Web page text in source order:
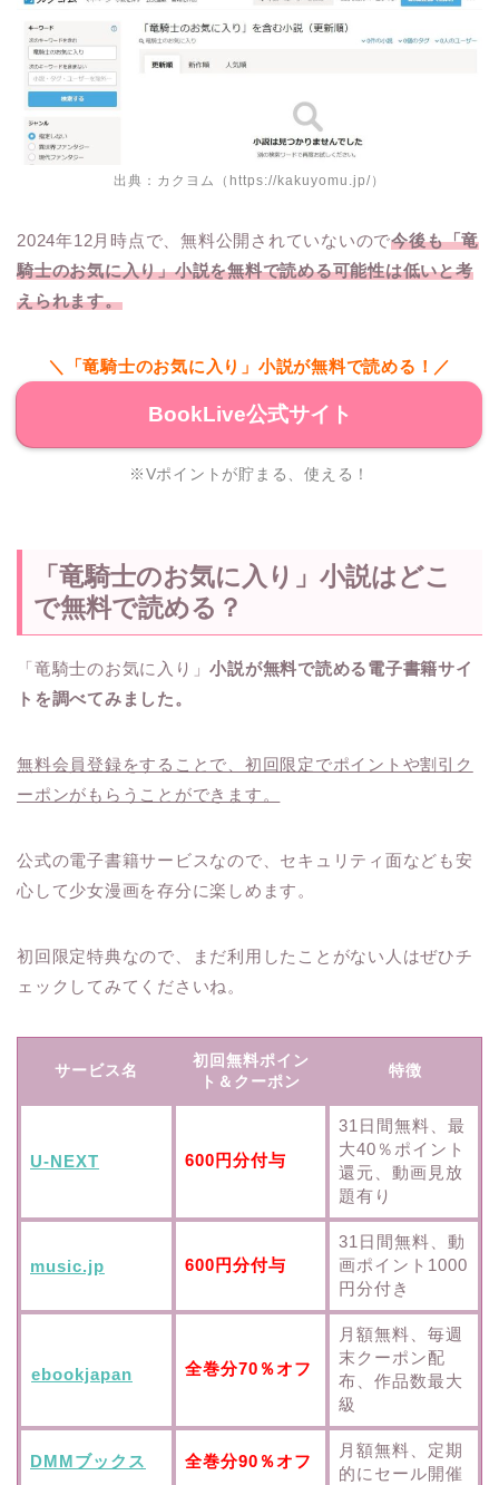
出典：カクヨム（https://kakuyomu.jp/）
2024年12月時点で、無料公開されていないので今後も「竜
騎士のお気に入り」小説を無料で読める可能性は低いと考
えられます。
＼「竜騎士のお気に入り」小説が無料で読める！／
BookLive公式サイト
※Vポイントが貯まる、使える！
「竜騎士のお気に入り」小説はどこ
で無料で読める？
「竜騎士のお気に入り」小説が無料で読める電子書籍サイ
トを調べてみました。
無料会員登録をすることで、初回限定でポイントや割引ク
ーポンがもらうことができます。
公式の電子書籍サービスなので、セキュリティ面なども安
心して少女漫画を存分に楽しめます。
初回限定特典なので、まだ利用したことがない人はぜひチ
ェックしてみてくださいね。
サービス名
初回無料ポイン
ト＆クーポン
特徴
U-NEXT 600円分付与
31日間無料、最
大40％ポイント
還元、動画見放
題有り
music.jp 600円分付与
31日間無料、動
画ポイント1000
円分付き
ebookjapan 全巻分70％オフ
月額無料、毎週
末クーポン配
布、作品数最大
級
DMMブックス 全巻分90％オフ
月額無料、定期
的にセール開催